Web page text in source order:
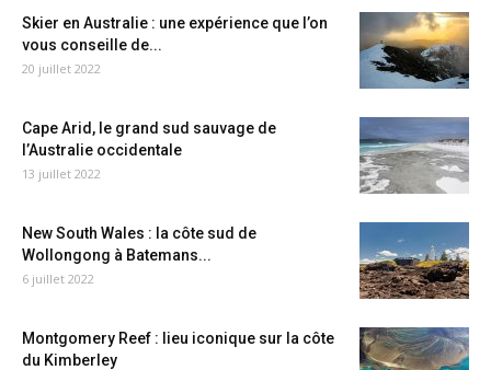
Skier en Australie : une expérience que l’on
vous conseille de...
20 juillet 2022
Cape Arid, le grand sud sauvage de
l’Australie occidentale
13 juillet 2022
New South Wales : la côte sud de
Wollongong à Batemans...
6 juillet 2022
Montgomery Reef : lieu iconique sur la côte
du Kimberley